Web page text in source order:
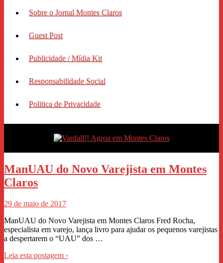
Sobre o Jornal Montes Claros
Guest Post
Publicidade / Mídia Kit
Responsabilidade Social
Politica de Privacidade
ManUAU do Novo Varejista em Montes
Claros
29 de maio de 2017
ManUAU do Novo Varejista em Montes Claros Fred Rocha,
especialista em varejo, lança livro para ajudar os pequenos varejistas
a despertarem o “UAU” dos …
Leia esta postagem ›